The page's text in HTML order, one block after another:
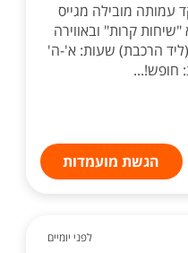
עמותה מובילה מגייס
"שיחות קרות" ובאווירה
(ליד הרכבת) שעות: א'-ה'
הגשת מועמדות
לפני יומיים